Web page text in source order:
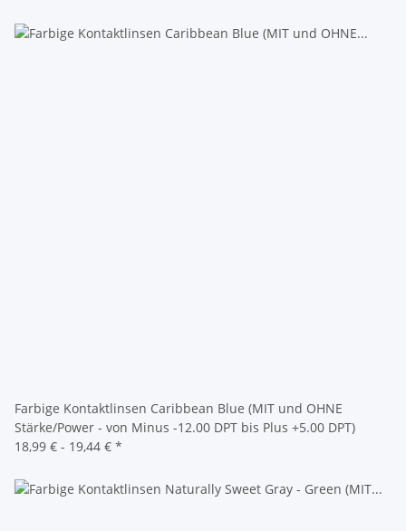
Farbige Kontaktlinsen Caribbean Blue (MIT und OHNE
Stärke/Power - von Minus -12.00 DPT bis Plus +5.00 DPT)
18,99 € - 19,44 € *